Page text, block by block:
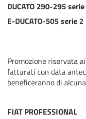
DUCATO 290-295
E-DUCATO-505 serie 2
Promozione riservata
fatturati con data
beneficeranno di
FIAT PROFESSIONAL